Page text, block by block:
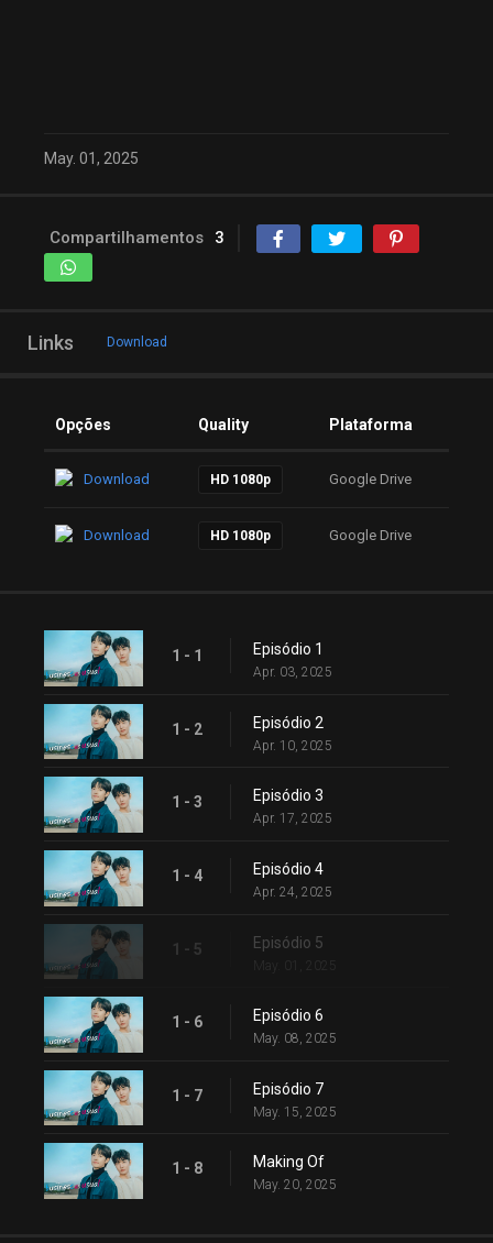
May. 01, 2025
Compartilhamentos 3
Links Download
Opções Quality Plataforma
Download HD 1080p Google Drive
Download HD 1080p Google Drive
1 - 1 Episódio 1
Apr. 03, 2025
1 - 2 Episódio 2
Apr. 10, 2025
1 - 3 Episódio 3
Apr. 17, 2025
1 - 4 Episódio 4
Apr. 24, 2025
1 - 5 Episódio 5
1 - 6 Episódio 6
May. 08, 2025
1 - 7 Episódio 7
May. 15, 2025
1 - 8 Making Of
May. 20, 2025